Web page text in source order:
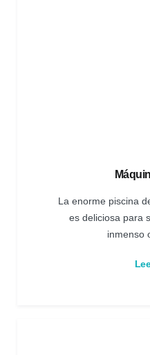
La enorme piscina
es deliciosa para
inmenso